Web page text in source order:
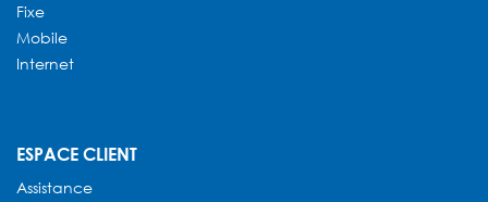
Fixe
Mobile
Internet
ESPACE CLIENT
Assistance